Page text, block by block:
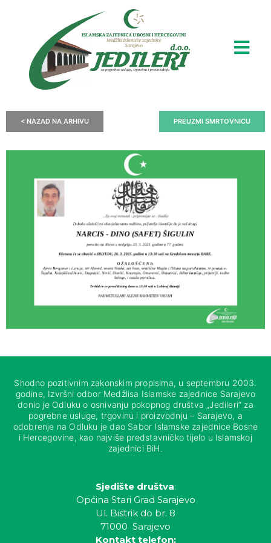
< NAZAD NA ARHIVU PREUZMI SMRTOVNICU
Shodno pozitivnim zakonskim propisima, u septembru 2003.
godine, Izvršni odbor Medžlisa Islamske zajednice Sarajevo
donio je Odluku o osnivanju pokopnog društva „Jedileri“ za
pogrebne usluge, trgovinu i proizvodnju – Sarajevo, a
odobrenje na Odluku je dao Sabor Islamske zajednice Bosne
i Hercegovine, kao najviše predstavničko tijelo u Islamskoj
zajednici BiH.
Sjedište društva:
Općina Stari Grad Sarajevo
Ul. Bistrik do br. 8
71000 Sarajevo
Kontakt telefon: